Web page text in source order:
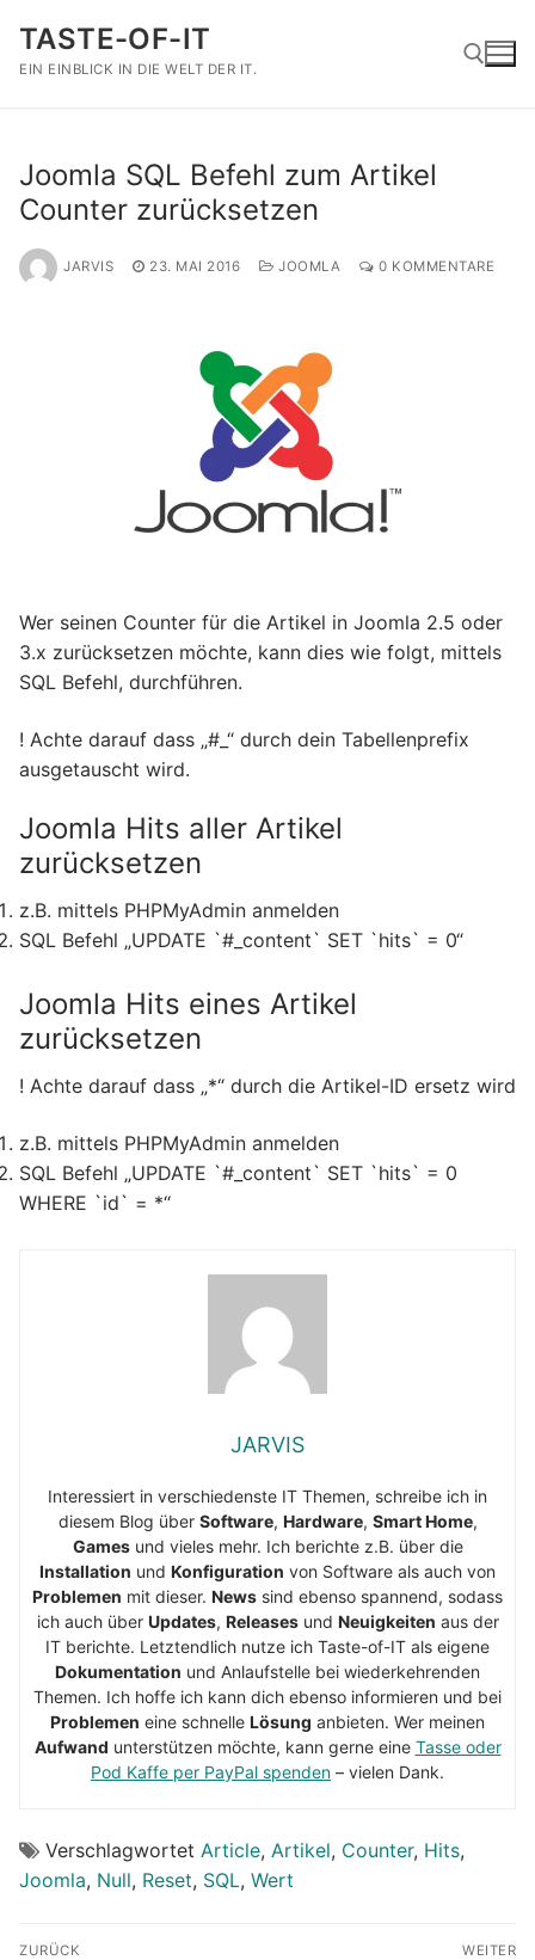
Inhalt
springen
TASTE-OF-IT
EIN EINBLICK IN DIE WELT DER IT.
Joomla SQL Befehl zum Artikel
Counter zurücksetzen
JARVIS 23. MAI 2016 JOOMLA 0 KOMMENTARE
Wer seinen Counter für die Artikel in Joomla 2.5 oder
3.x zurücksetzen möchte, kann dies wie folgt, mittels
SQL Befehl, durchführen.
! Achte darauf dass „#_“ durch dein Tabellenprefix
ausgetauscht wird.
Joomla Hits aller Artikel
zurücksetzen
z.B. mittels PHPMyAdmin anmelden
SQL Befehl „UPDATE `#_content` SET `hits` = 0“
Joomla Hits eines Artikel
zurücksetzen
! Achte darauf dass „*“ durch die Artikel-ID ersetz wird
z.B. mittels PHPMyAdmin anmelden
SQL Befehl „UPDATE `#_content` SET `hits` = 0
WHERE `id` = *“
JARVIS
Interessiert in verschiedenste IT Themen, schreibe ich in
diesem Blog über Software, Hardware, Smart Home,
Gamesund vieles mehr. Ich berichte z.B. über die
Installation und Konfiguration von Software als auch von
Problemen mit dieser. News sind ebenso spannend, sodass
ich auch über Updates, Releasesund Neuigkeiten aus der
IT berichte. Letztendlich nutze ich Taste-of-IT als eigene
Dokumentation und Anlaufstelle bei wiederkehrenden
Themen. Ich hoffe ich kann dich ebenso informieren und bei
Problemen eine schnelle Lösung anbieten. Wer meinen
Aufwand unterstützen möchte, kann gerne eine Tasse oder
Pod Kaffe per PayPal spenden – vielen Dank.
Verschlagwortet Article, Artikel, Counter, Hits,
Joomla, Null, Reset, SQL, Wert
Beitragsnavigation
ZURÜCK WEITER